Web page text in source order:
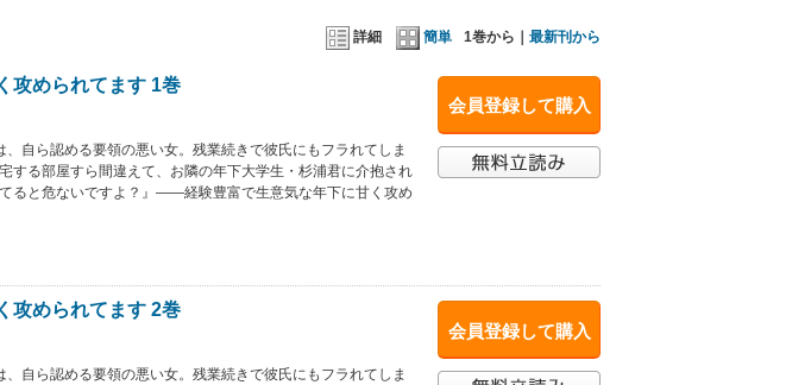
詳細 簡単 1巻から｜ 最新刊から
会員登録して購入
攻められてます 1巻
自ら認める要領の悪い女。残業続きで彼氏にもフラれてしま
る部屋すら間違えて、お隣の年下大学生・杉浦君に介抱され
ると危ないですよ？』――経験豊富で生意気な年下に甘く攻め
会員登録して購入
攻められてます 2巻
自ら認める要領の悪い女。残業続きで彼氏にもフラれてしま